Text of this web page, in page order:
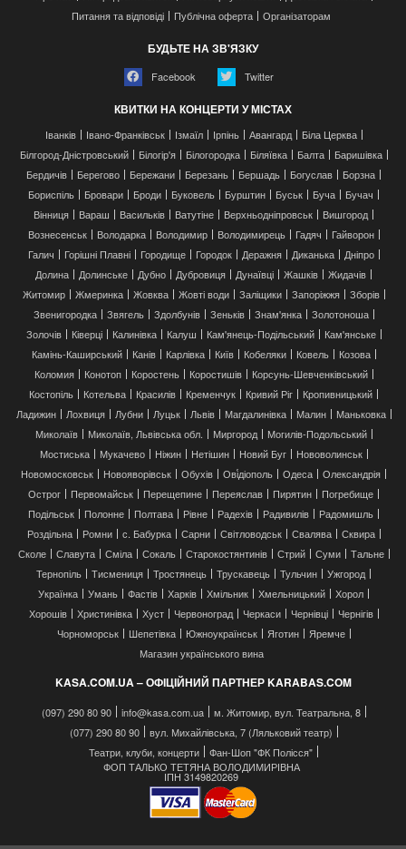
Питання та відповіді
Публічна оферта Організаторам
БУДЬТЕ НА ЗВ'ЯЗКУ
Facebook Twitter
КВИТКИ НА КОНЦЕРТИ У МІСТАХ
Іванків Івано-Франківськ Ізмаїл Ірпінь Авангард
Біла Церква
Білгород-Дністровський
Білогір'я Білогородка Біляївка Балта
Баришівка
Бердичів
Берегово Бережани Березань Бершадь Богуслав
Борзна
Бориспіль
Бровари Броди Буковель Бурштин Буськ Буча
Бучач
Вінниця
Вараш Васильків Ватутіне Верхньодніпровськ
Вишгород
Вознесенськ
Володарка Володимир Володимирець Гадяч
Гайворон
Галич
Горішні Плавні Городище Городок Деражня Диканька
Дніпро
Долина
Долинське Дубно Дубровиця Дунаївці Жашків
Жидачів
Житомир
Жмеринка Жовква Жовті води Заліщики Запоріжжя
Зборів
Звенигородка
Звягель Здолбунів Зеньків Знам'янка
Золотоноша
Золочів
Ківерці Калинівка Калуш Кам'янець-Подільський
Кам'янське
Камінь-Каширський
Канів Карлівка Київ Кобеляки Ковель
Козова
Коломия
Конотоп Коростень Коростишів
Корсунь-Шевченківський
Костопіль
Котельва Красилів Кременчук Кривий Ріг
Кропивницький
Ладижин
Лохвиця Лубни Луцьк Львів Магдалинівка Малин
Маньковка
Миколаїв
Миколаїв, Львівська обл. Миргород
Могилів-Подольський
Мостиська
Мукачево Ніжин Нетішин Новий Буг
Нововолинськ
Новомосковськ
Новояворівськ Обухів Ові́діополь Одеса
Олександрія
Острог
Первомайськ Перещепине Переяслав Пирятин
Погребище
Подільськ
Полонне Полтава Рівне Радехів Радивилів
Радомишль
Роздільна
Ромни с. Бабурка Сарни Світловодськ Свалява
Сквира
Сколе
Славута Сміла Сокаль Старокостянтинів Стрий Суми
Тальне
Тернопіль
Тисмениця Тростянець Трускавець Тульчин
Ужгород
Українка
Умань Фастів Харків Хмільник Хмельницький
Хорол
Хорошів
Христинівка Хуст Червоноград Черкаси Чернівці
Чернігів
Чорноморськ
Шепетівка Южноукраїнськ Яготин
Яремче
Магазин українського вина
KASA.COM.UA – ОФІЦІЙНИЙ ПАРТНЕР KARABAS.COM
(097) 290 80 90 info@kasa.com.ua
м. Житомир, вул. Театральна, 8
(077) 290 80 90
вул. Михайлівська, 7 (Ляльковий театр)
Театри, клуби, концерти
Фан-Шоп "ФК Полісся"
ФОП ТАЛЬКО ТЕТЯНА ВОЛОДИМИРІВНА
ІПН 3149820269